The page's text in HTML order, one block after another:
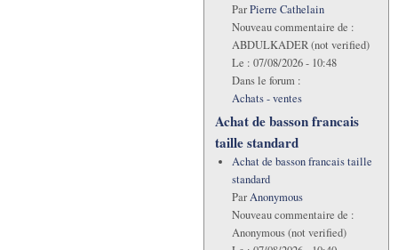
ParPierre Cathelain
Nouveau commentaire de :
ABDULKADER (not verified)
Le : 07/08/2026 - 10:48
Dans le forum :
Achats - ventes
Achat de basson francais
taille standard
Achat de basson francais taille
standard
ParAnonymous
Nouveau commentaire de :
Anonymous (not verified)